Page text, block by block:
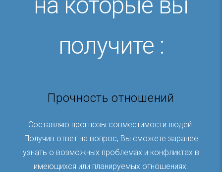
получите :
Прочность отношений
Составляю прогнозы совместимости людей.
Получив ответ на вопрос, Вы сможете заранее
узнать о возможных проблемах и конфликтах в
имеющихся или планируемых отношениях.